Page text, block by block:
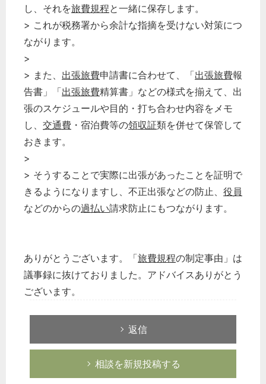
し、それを旅費規程と一緒に保存します。
> これが税務署から余計な指摘を受けない対策につ
ながります。
>
> また、 出張旅費申請書に合わせて、「出張旅費報
告書」「出張旅費精算書」などの様式を揃えて、出
張のスケジュールや目的・打ち合わせ内容をメモ
し、 交通費 ・宿泊費等の領収証類を併せて保管して
おきます。
>
> そうすることで実際に出張があったことを証明で
きるようになりますし、不正出張などの防止、 役員
などのからの過払い請求防止にもつながります。
ありがとうございます。「旅費規程の制定事由」は
議事録に抜けておりました。アドバイスありがとう
ございます。
返信
相談を新規投稿する